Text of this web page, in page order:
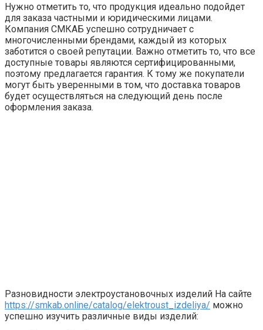
Нужно отметить то, что продукция идеально подойдет
для заказа частными и юридическими лицами.
Компания СМКАБ успешно сотрудничает с
многочисленными брендами, каждый из которых
заботится о своей репутации. Важно отметить то, что все
доступные товары являются сертифицированными,
поэтому предлагается гарантия. К тому же покупатели
могут быть уверенными в том, что доставка товаров
будет осуществляться на следующий день после
оформления заказа.
Разновидности электроустановочных изделий На сайте
https://smkab.online/catalog/elektroust_izdeliya/ можно
успешно изучить различные виды изделий: